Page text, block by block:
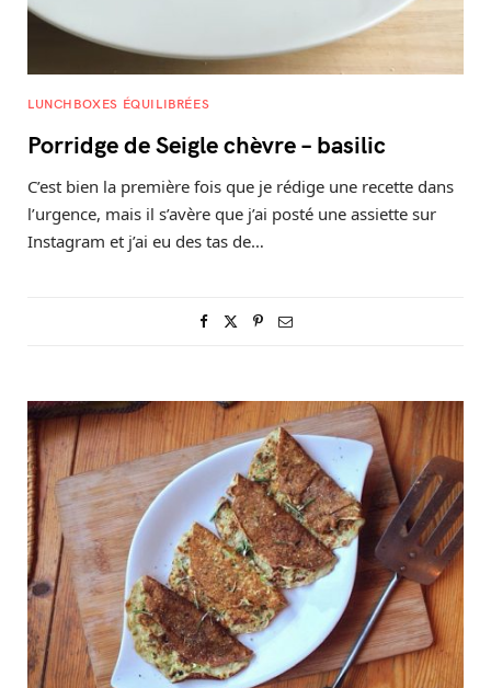
LUNCHBOXES ÉQUILIBRÉES
Porridge de Seigle chèvre – basilic
C’est bien la première fois que je rédige une recette dans
l’urgence, mais il s’avère que j’ai posté une assiette sur
Instagram et j’ai eu des tas de…